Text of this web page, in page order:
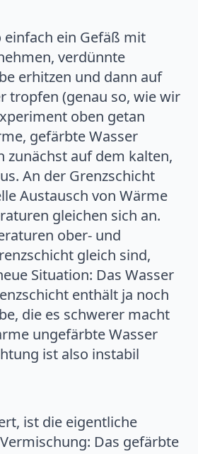
ein Gefäß mit
verdünnte
erhitzen und dann auf
tropfen (genau so, wie wir
oben getan
gefärbte Wasser
zunächst auf dem kalten,
An der Grenzschicht
Austausch von Wärme
gleichen sich an.
ober- und
gleich sind,
Situation: Das Wasser
enthält ja noch
die es schwerer macht
ungefärbte Wasser
ist also instabil
ist die eigentliche
Das gefärbte